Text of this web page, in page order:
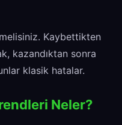
Kaybettikten
kazandıktan sonra
klasik hatalar.
Neler?